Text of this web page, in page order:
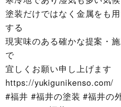
塗装だけではなく金属をも
する
現実味のある確かな提案・
で
宜しくお願い申し上げます
https://yukigunikenso.com/
#福井 #福井の塗装 #福井の